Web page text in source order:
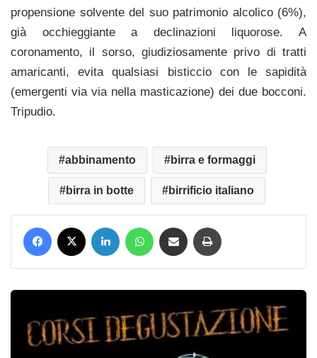
propensione solvente del suo patrimonio alcolico (6%),
già occhieggiante a declinazioni liquorose. A
coronamento, il sorso, giudiziosamente privo di tratti
amaricanti, evita qualsiasi bisticcio con le sapidità
(emergenti via via nella masticazione) dei due bocconi.
Tripudio.
abbinamento birra e formaggi
birra in botte birrificio italiano
Facebook LinkedIn WhatsApp Condividi via mail